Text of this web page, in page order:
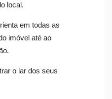
local.
em todas as
imóvel até ao
o lar dos seus